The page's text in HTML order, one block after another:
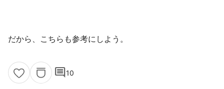
だから、こちらも参考にしよう。
comment10